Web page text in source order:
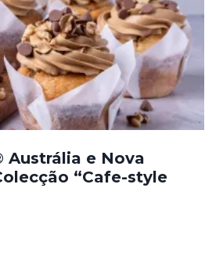
Austrália e Nova
“Cafe-style